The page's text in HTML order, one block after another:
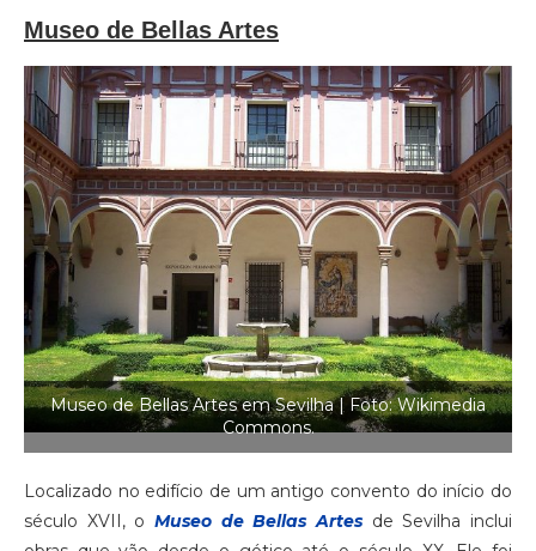
Museo de Bellas Artes
Museo de Bellas Artes em Sevilha | Foto: Wikimedia
Commons.
Localizado no edifício de um antigo convento do início do
século XVII, o Museo de Bellas Artes de Sevilha inclui